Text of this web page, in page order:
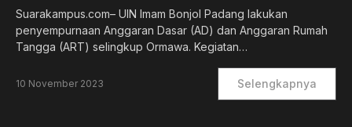
Suarakampus.com– UIN Imam Bonjol Padang lakukan
penyempurnaan Anggaran Dasar (AD) dan Anggaran Rumah
Tangga (ART) selingkup Ormawa. Kegiatan…
10 November 2023 Selengkapnya